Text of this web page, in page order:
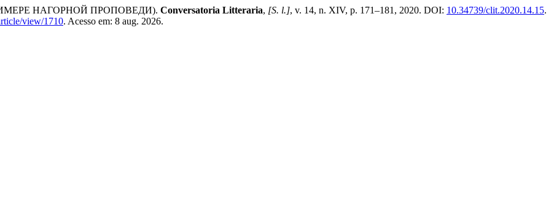
НАГОРНОЙ ПРОПОВЕДИ). Conversatoria Litteraria, [S. l.], v. 14, n. XIV, p. 171–181, 2020. DOI: 10.34739/clit.2020.14.15.
view/1710. Acesso em: 8 aug. 2026.